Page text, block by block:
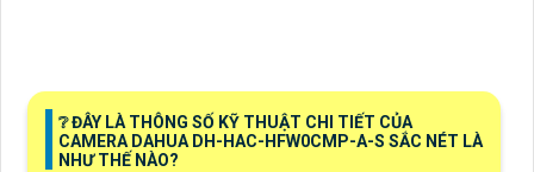
❔ ĐÂY LÀ THÔNG SỐ KỸ THUẬT CHI TIẾT CỦA
CAMERA DAHUA DH-HAC-HFW0CMP-A-S SẮC NÉT LÀ
NHƯ THẾ NÀO?